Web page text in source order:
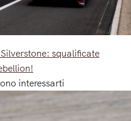
squalificate
interessarti